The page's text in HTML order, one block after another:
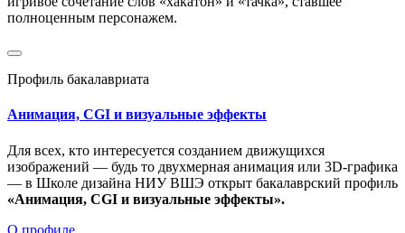
полноценным персонажем.
Профиль бакалавриата
Анимация, CGI и визуальные эффекты
Для всех, кто интересуется созданием движущихся
изображений — будь то двухмерная анимация или 3D-графика
— в Школе дизайна НИУ ВШЭ открыт бакалаврский профиль
«Анимация, CGI и визуальные эффекты».
О профиле